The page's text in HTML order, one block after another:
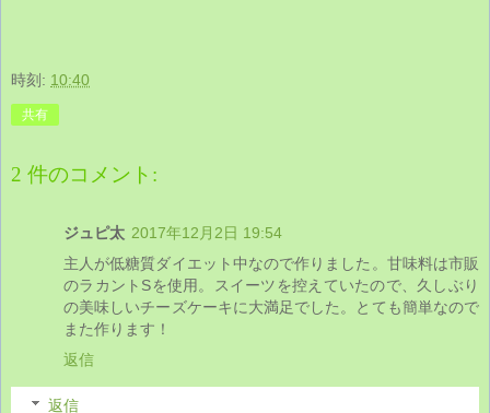
時刻: 10:40
共有
2 件のコメント:
ジュピ太 2017年12月2日 19:54
主人が低糖質ダイエット中なので作りました。甘味料は市販
のラカントSを使用。スイーツを控えていたので、久しぶり
の美味しいチーズケーキに大満足でした。とても簡単なので
また作ります！
返信
返信